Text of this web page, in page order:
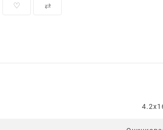
♡ ⇄